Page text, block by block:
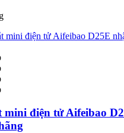
mini điện tử Aifeibao